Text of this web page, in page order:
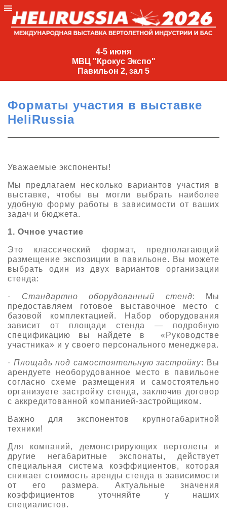
4-5 июня
МВЦ "Крокус Экспо"
Павильон 2, зал 5
4-
МВЦ
Экспо"
Павильон
2,
5
(495)
477-
33-81
Партнеры выставки
Крокус Экспо
Даты будущих выставок
Документы
Контакты
Для участников
Заявка на участие
Прилет на выставку
Основные требования МВЦ «Крокус Экспо»
Для посетителей
Место проведения HeliRussia
Схема проезда
Для СМИ
Аккредитация прессы
Условия инфопартнёрства
Положение об аккредитации
Публикации о выставке
Архив
Форматы участия в выставке
HeliRussia
Уважаемые экспоненты!
Мы предлагаем несколько вариантов участия в
выставке, чтобы вы могли выбрать наиболее
удобную форму работы в зависимости от ваших
задач и бюджета.
1. Очное участие
Это классический формат, предполагающий
размещение экспозиции в павильоне. Вы можете
выбрать один из двух вариантов организации
стенда:
· Стандартно оборудованный стенд: Мы
предоставляем готовое выставочное место с
базовой комплектацией. Набор оборудования
зависит от площади стенда — подробную
спецификацию вы найдете в «Руководстве
участника» и у своего персонального менеджера.
· Площадь под самостоятельную застройку: Вы
арендуете необорудованное место в павильоне
согласно схеме размещения и самостоятельно
организуете застройку стенда, заключив договор
с аккредитованной компанией-застройщиком.
Важно для экспонентов крупногабаритной
техники!
Для компаний, демонстрирующих вертолеты и
другие негабаритные экспонаты, действует
специальная система коэффициентов, которая
снижает стоимость аренды стенда в зависимости
от его размера. Актуальные значения
коэффициентов уточняйте у наших
специалистов.